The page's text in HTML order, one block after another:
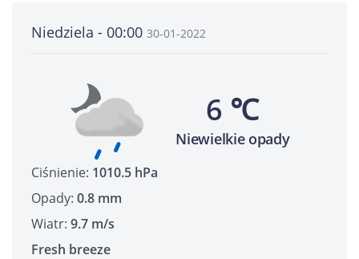
Niedziela - 00:00 30-01-2022
6 ℃
Niewielkie opady
Ciśnienie: 1010.5 hPa
Opady: 0.8 mm
Wiatr: 9.7 m/s
Fresh breeze